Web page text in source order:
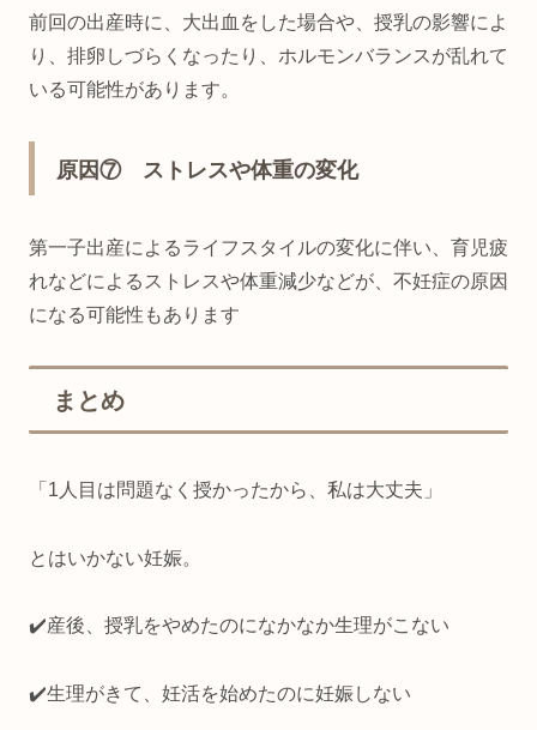
前回の出産時に、大出血をした場合や、授乳の影響によ
り、排卵しづらくなったり、ホルモンバランスが乱れて
いる可能性があります。
原因⑦ ストレスや体重の変化
第一子出産によるライフスタイルの変化に伴い、育児疲
れなどによるストレスや体重減少などが、不妊症の原因
になる可能性もあります
まとめ
「1人目は問題なく授かったから、私は大丈夫」
とはいかない妊娠。
✔️産後、授乳をやめたのになかなか生理がこない
✔️生理がきて、妊活を始めたのに妊娠しない